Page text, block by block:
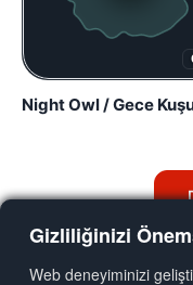
Gizliliğinizi
Web deneyiminizi
Night Owl / Gece